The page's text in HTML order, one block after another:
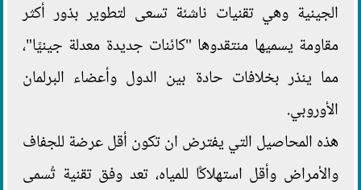
الجينية وهي تقنيات ناشئة تسعى لتطوير بذور أكثر
مقاومة يسميها منتقدوها "كائنات جديدة معدلة جينيًا"،
مما ينذر بخلافات حادة بين الدول وأعضاء البرلمان
الأوروبي.
هذه المحاصيل التي يفترض ان تكون أقل عرضة للجفاف
والأمراض وأقل استهلاكًا للمياه، تعد وفق تقنية تُسمى